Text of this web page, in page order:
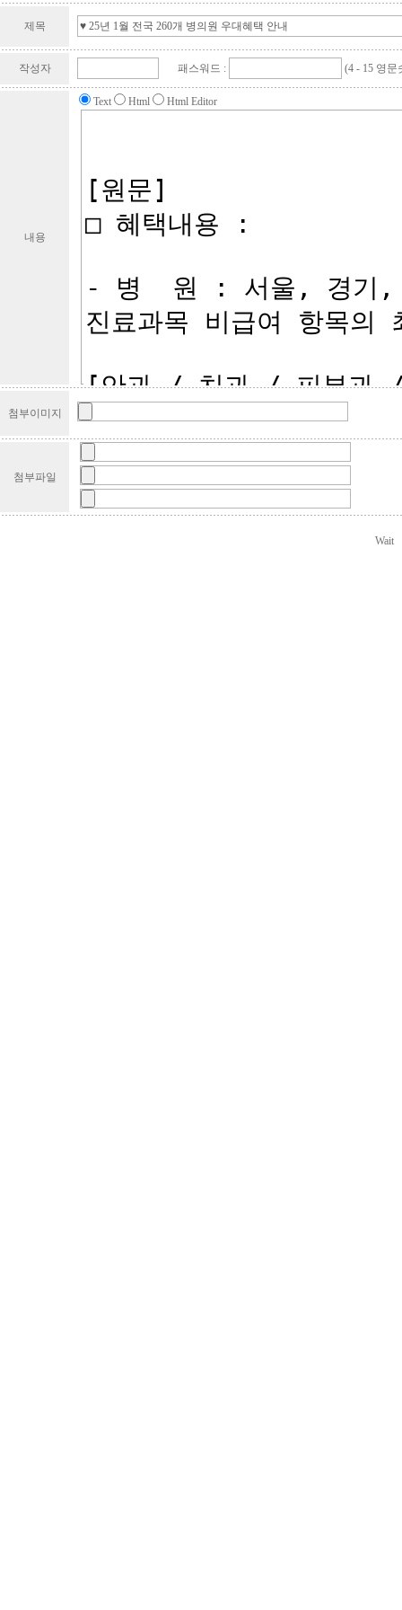
제목
작성자 패스워드 : (4 - 15 영문
내용
Text Html Html Editor
첨부이미지
첨부파일
Wait